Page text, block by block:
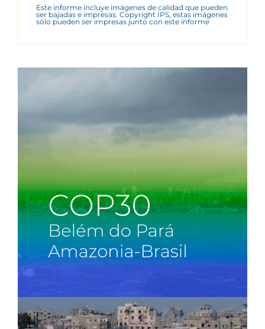
Este informe incluye imágenes de calidad que pueden
ser bajadas e impresas. Copyright IPS, estas imágenes
sólo pueden ser impresas junto con este informe